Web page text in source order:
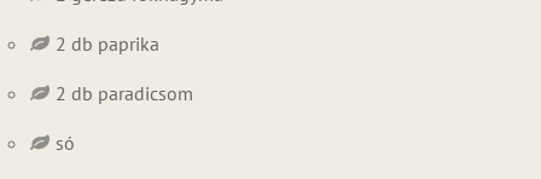
2 db paprika
2 db paradicsom
só